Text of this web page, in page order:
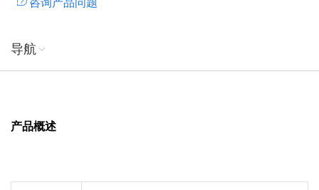
咨询产品问题
导航
产品概述